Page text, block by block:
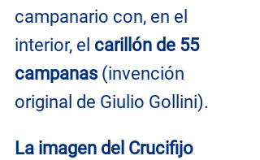
campanario con, en el
interior, el carillón de 55
campanas (invención
original de Giulio Gollini).
La imagen del Crucifijo